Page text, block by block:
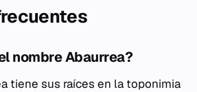
nombre Abaurrea?
tiene sus raíces en la toponimia